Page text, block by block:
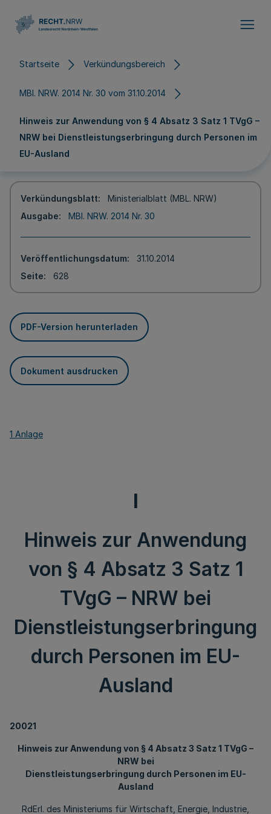
Startseite Verkündungsbereich
MBl. NRW. 2014 Nr. 30 vom 31.10.2014
Hinweis zur Anwendung von § 4 Absatz 3 Satz 1 TVgG –
NRW bei Dienstleistungserbringung durch Personen im
EU-Ausland
Verkündungsblatt
Ministerialblatt (MBL. NRW)
Ausgabe
MBl. NRW. 2014 Nr. 30
Veröffentlichungsdatum
31.10.2014
Seite
628
PDF-Version herunterladen
Dokument ausdrucken
1 Anlage
I
Hinweis zur Anwendung
von § 4 Absatz 3 Satz 1
TVgG – NRW bei
Dienstleistungserbringung
durch Personen im EU-
Ausland
20021
Hinweis zur Anwendung von § 4 Absatz 3 Satz 1 TVgG –
NRW bei
Dienstleistungserbringung durch Personen im EU-
Ausland
RdErl. des Ministeriums für Wirtschaft, Energie, Industrie,